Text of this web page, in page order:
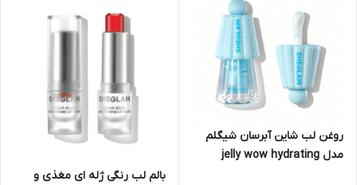
روغن لب شاین آبرسان شیگلم
مدل jelly wow hydrating
بالم لب رنگی ژله ای مغذی و